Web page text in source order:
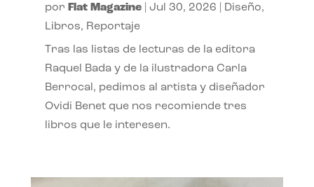
por Flat Magazine| Jul 30, 2026 Diseño,
Libros, Reportaje
Tras las listas de lecturas de la editora
Raquel Bada y de la ilustradora Carla
Berrocal, pedimos al artista y diseñador
Ovidi Benet que nos recomiende tres
libros que le interesen.